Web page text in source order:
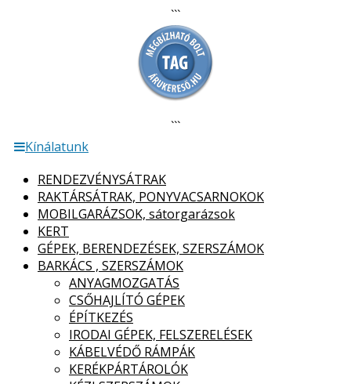
```
```
Kínálatunk
RENDEZVÉNYSÁTRAK
RAKTÁRSÁTRAK, PONYVACSARNOKOK
MOBILGARÁZSOK, sátorgarázsok
KERT
GÉPEK, BERENDEZÉSEK, SZERSZÁMOK
BARKÁCS , SZERSZÁMOK
ANYAGMOZGATÁS
CSŐHAJLÍTÓ GÉPEK
ÉPÍTKEZÉS
IRODAI GÉPEK, FELSZERELÉSEK
KÁBELVÉDŐ RÁMPÁK
KERÉKPÁRTÁROLÓK